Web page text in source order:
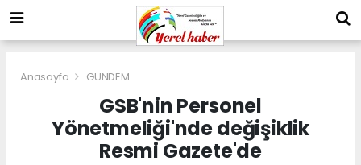
Anasayfa GÜNDEM
GSB'nin Personel
Yönetmeliği'nde değişiklik
Resmi Gazete'de